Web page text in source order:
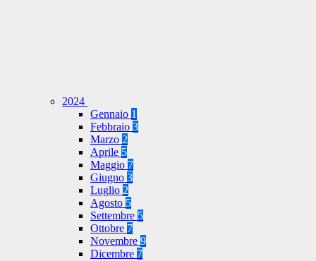
2024
Gennaio 1
Febbraio 3
Marzo 2
Aprile 5
Maggio 7
Giugno 3
Luglio 2
Agosto 5
Settembre 5
Ottobre 7
Novembre 9
Dicembre 7